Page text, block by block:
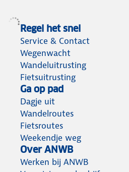
Regel het snel
Service & Contact
Wegenwacht
Wandeluitrusting
Fietsuitrusting
Ga op pad
Dagje uit
Wandelroutes
Fietsroutes
Weekendje weg
Over ANWB
Werken bij ANWB